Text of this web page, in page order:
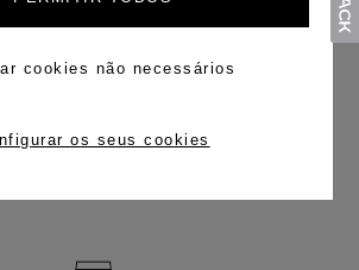
cookies não necessários
os seus cookies